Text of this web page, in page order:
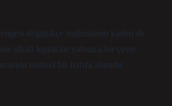
değiştikçe toplumların kaderi de
alkali topraklar yalnızca bir çevre
tarihsel bir hafıza alanıdır.